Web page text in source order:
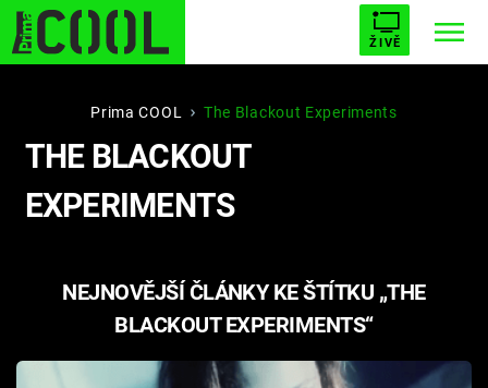
ŽIVĚ
STARHOUSE BUFFY, PŘEMOŽITELKA UPÍRŮ
ESCAPE PLNEJ KOTEL AVENGERS 5
Témata
Prima COOL The Blackout Experiments
THE BLACKOUT
EXPERIMENTS
NEJNOVĚJŠÍ ČLÁNKY KE ŠTÍTKU „THE
BLACKOUT EXPERIMENTS“